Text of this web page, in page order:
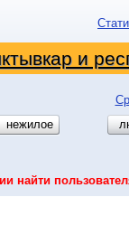
и
нежилое
найти